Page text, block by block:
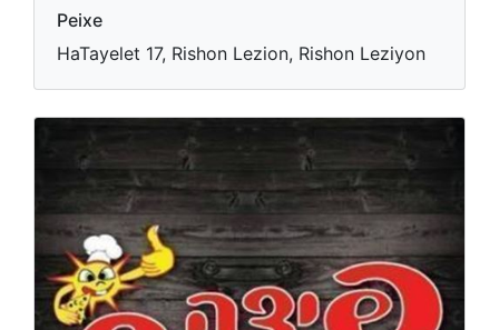
Peixe
HaTayelet 17, Rishon Lezion, Rishon Leziyon